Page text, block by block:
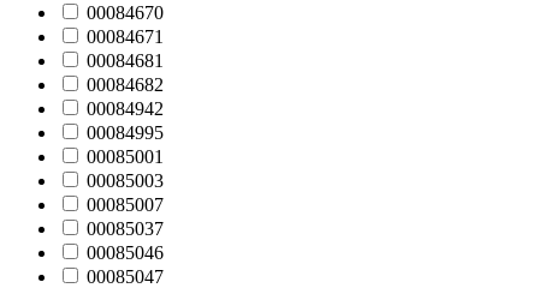
00084670
00084671
00084681
00084682
00084942
00084995
00085001
00085003
00085007
00085037
00085046
00085047